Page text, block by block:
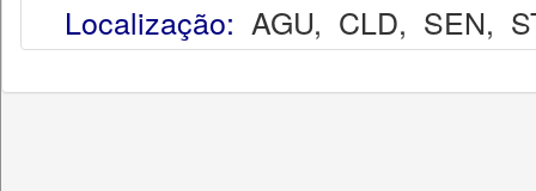
Localização: AGU, CLD, SEN,